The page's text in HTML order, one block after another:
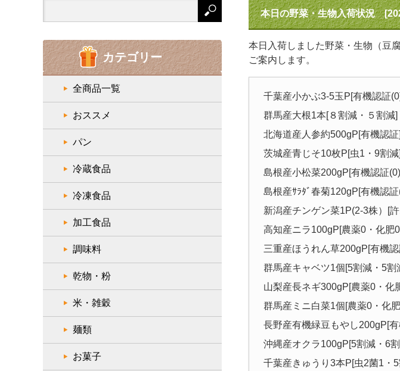
本日の野菜・生物入荷状況
本日入荷しました野菜・生物（豆
ご案内します。
千葉産小かぶ3-5玉P[有機認証
群馬産大根1本[８割減・５割減]
北海道産人参約500gP[有機認
茨城産青じそ10枚P[虫1・9割
島根産小松菜200gP[有機認証
島根産ｻﾗﾀﾞ春菊120gP[有機認
新潟産チンゲン菜1P(2-3株）[
高知産ニラ100gP[農薬0・化肥
三重産ほうれん草200gP[有機
群馬産キャベツ1個[5割減・5割
山梨産長ネギ300gP[農薬0・化
群馬産ミニ白菜1個[農薬0・化
長野産有機緑豆もやし200gP[
沖縄産オクラ100gP[5割減・6
千葉産きゅうり3本P[虫2菌1・
カテゴリー
全商品一覧
おススメ
パン
冷蔵食品
冷凍食品
加工食品
調味料
乾物・粉
米・雑穀
麺類
お菓子